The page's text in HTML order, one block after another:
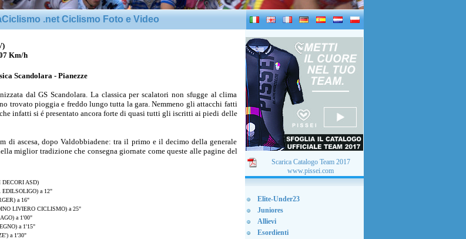
.net Ciclismo Foto e Video
Km/h
Scandolara - Pianezze
dal GS Scandolara. La classica per scalatori non sfugge al clima
trovato pioggia e freddo lungo tutta la gara. Nemmeno gli attacchi fatti
infatti si é presentato ancora forte di quasi tutti gli iscritti ai piedi delle
ascesa, dopo Valdobbiadene: tra il primo e il decimo della generale
miglior tradizione che consegna giornate come queste alle pagine del
ASD)
a 12"
a 16"
LIVIERO CICLISMO) a 25"
a 1'00"
a 1'15"
a 1'30"
Scarica Catalogo Team 2017
www.pissei.com
Elite-Under23
Juniores
Allievi
Esordienti